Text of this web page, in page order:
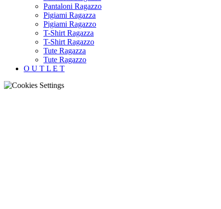
Pantaloni Ragazzo
Pigiami Ragazza
Pigiami Ragazzo
T-Shirt Ragazza
T-Shirt Ragazzo
Tute Ragazza
Tute Ragazzo
O U T L E T